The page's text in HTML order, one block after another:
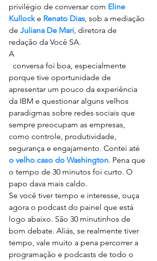
privilégio de conversar com Eline
Kullock e Renato Dias, sob a mediação
de Juliana De Mari, diretora de
redação da Você SA.
A
porque tive oportunidade de
apresentar um pouco da experiência
da IBM e questionar alguns velhos
paradigmas sobre redes sociais que
sempre preocupam as empresas,
como controle, produtividade,
segurança e engajamento. Contei até
o velho caso do Washington. Pena que
o tempo de 30 minutos foi curto. O
papo dava mais caldo.
Se você tiver tempo e interesse, ouça
agora o podcast do painel que está
logo abaixo. São 30 minutinhos de
bom debate. Aliás, se realmente tiver
tempo, vale muito a pena percorrer a
programação e podcasts de todo o